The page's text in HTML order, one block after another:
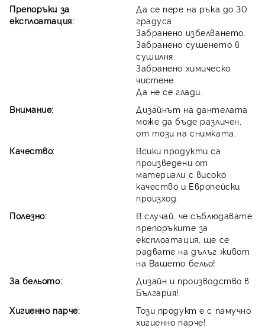
Препоръки за
експлоатация:
Да се пере на ръка до 30
градуса.
Забранено избелването.
Забранено сушенето в
сушилня.
Забранено химическо
чистене.
Да не се глади.
Внимание:
Дизайнът на дантелата
може да бъде различен,
от този на снимката.
Качество:
Всики продукти са
произведени от
материали с високо
качество и Европейски
произход.
Полезно:
В случай, че съблюдавате
препоръките за
експлоатация, ще се
радвате на дълъг живот
на Вашето бельо!
За бельото:
Дизайн и производство в
България!
Хигиенно парче:
Този продукт е с памучно
хигиенно парче!